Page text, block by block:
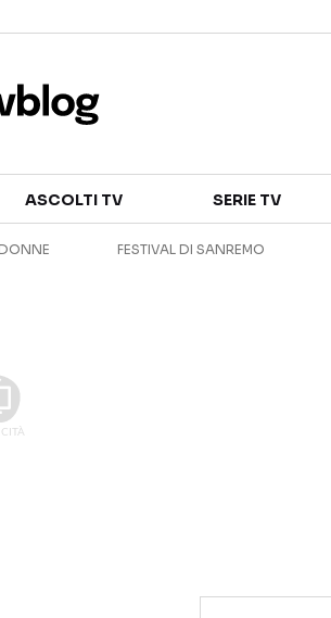
SERIE TV
ASCOLTI TV SERIE TV
FESTIVAL DI SANREMO